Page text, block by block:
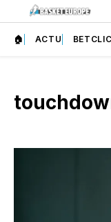
🏠 ACTU